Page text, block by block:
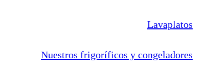
Lavaplatos
Nuestros frigoríficos y congeladores